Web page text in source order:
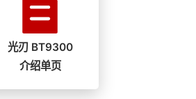
光刃 BT9300
介绍单页